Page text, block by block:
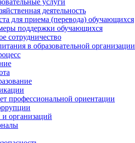
услуги
деятельность
для приема (перевода) обучающихся
поддержки обучающихся
сотрудничество
в образовательной организации
профессиональной ориентации
организаций